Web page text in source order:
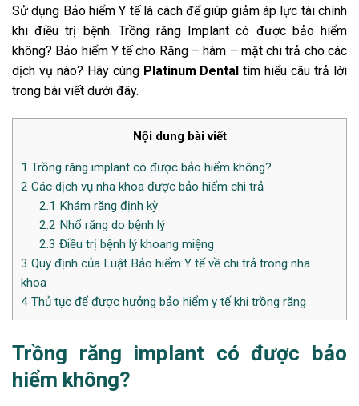
Sử dụng Bảo hiểm Y tế là cách để giúp giảm áp lực tài chính
khi điều trị bệnh. Trồng răng Implant có được bảo hiểm
không? Bảo hiểm Y tế cho Răng – hàm – mặt chi trả cho các
dịch vụ nào? Hãy cùng Platinum Dental tìm hiểu câu trả lời
trong bài viết dưới đây.
Nội dung bài viết
1 Trồng răng implant có được bảo hiểm không?
2 Các dịch vụ nha khoa được bảo hiểm chi trả
2.1 Khám răng định kỳ
2.2 Nhổ răng do bệnh lý
2.3 Điều trị bệnh lý khoang miệng
3 Quy định của Luật Bảo hiểm Y tế về chi trả trong nha
khoa
4 Thủ tục để được hưởng bảo hiểm y tế khi trồng răng
Trồng răng implant có được bảo
hiểm không?